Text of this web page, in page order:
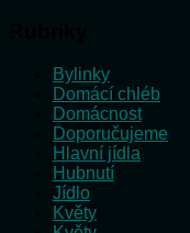
Bylinky
Domácí chléb
Domácnost
Doporučujeme
Hlavní jídla
Hubnutí
Jídlo
Květy